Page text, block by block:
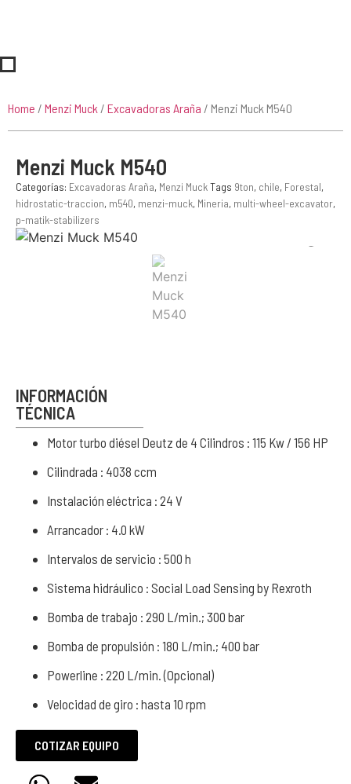
Home / Menzi Muck / Excavadoras Araña / Menzi Muck M540
Menzi Muck M540
Categorías: Excavadoras Araña, Menzi MuckTags 9ton, chile, Forestal,
hidrostatic-traccion, m540, menzi-muck, Mineria, multi-wheel-excavator,
p-matik-stabilizers
INFORMACIÓN
TÉCNICA
Motor turbo diésel Deutz de 4 Cilindros : 115 Kw / 156 HP
Cilindrada : 4038 ccm
Instalación eléctrica : 24 V
Arrancador : 4.0 kW
Intervalos de servicio : 500 h
Sistema hidráulico : Social Load Sensing by Rexroth
Bomba de trabajo : 290 L/min.; 300 bar
Bomba de propulsión : 180 L/min.; 400 bar
Powerline : 220 L/min. (Opcional)
Velocidad de giro : hasta 10 rpm
COTIZAR EQUIPO